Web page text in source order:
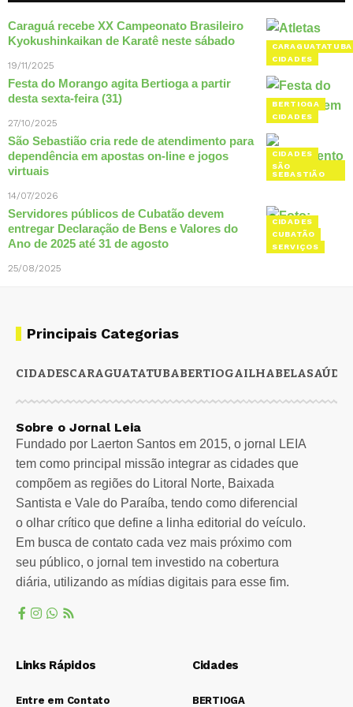
CARAGUATATUBA
CIDADES
Caraguá recebe XX Campeonato Brasileiro
Kyokushinkaikan de Karatê neste sábado
19/11/2025
BERTIOGA
CIDADES
Festa do Morango agita Bertioga a partir
desta sexta-feira (31)
27/10/2025
CIDADES
SÃO
SEBASTIÃO
São Sebastião cria rede de atendimento para
dependência em apostas on-line e jogos
virtuais
14/07/2026
CIDADES
CUBATÃO
SERVIÇOS
Servidores públicos de Cubatão devem
entregar Declaração de Bens e Valores do
Ano de 2025 até 31 de agosto
25/08/2025
Principais Categorias
CIDADESCARAGUATATUBABERTIOGAILHABELASAÚDE
Sobre o Jornal Leia
Fundado por Laerton Santos em 2015, o jornal LEIA
tem como principal missão integrar as cidades que
compõem as regiões do Litoral Norte, Baixada
Santista e Vale do Paraíba, tendo como diferencial
o olhar crítico que define a linha editorial do veículo.
Em busca de contato cada vez mais próximo com
seu público, o jornal tem investido na cobertura
diária, utilizando as mídias digitais para esse fim.
Links Rápidos
Entre em Contato
Cidades
BERTIOGA